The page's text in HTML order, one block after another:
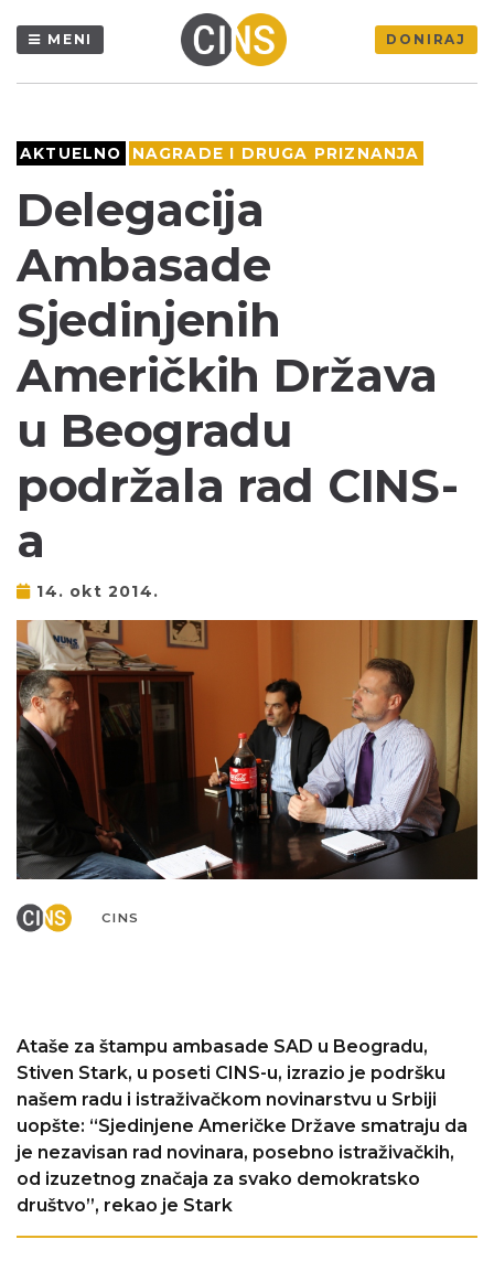
MENI DONIRAJ
AKTUELNO NAGRADE I DRUGA PRIZNANJA
Delegacija
Ambasade
Sjedinjenih
Američkih Država
u Beogradu
podržala rad CINS-
a
14. okt 2014.
CINS
Ataše za štampu ambasade SAD u Beogradu,
Stiven Stark, u poseti CINS-u, izrazio je podršku
našem radu i istraživačkom novinarstvu u Srbiji
uopšte: “Sjedinjene Američke Države smatraju da
je nezavisan rad novinara, posebno istraživačkih,
od izuzetnog značaja za svako demokratsko
društvo”, rekao je Stark